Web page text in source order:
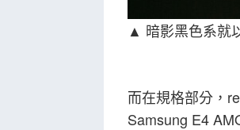
▲ 暗影黑色系就
而在規格部分，
Samsung E4